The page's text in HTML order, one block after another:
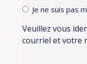
Je ne suis pas
Veuillez vous
courriel et votre